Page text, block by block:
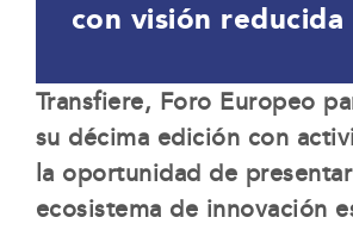
con visión reducida
Transfiere, Foro Europeo
su décima edición con
la oportunidad de
ecosistema de innovación